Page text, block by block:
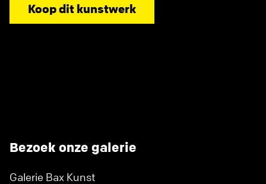
Koop dit kunstwerk
Bezoek onze galerie
Galerie Bax Kunst